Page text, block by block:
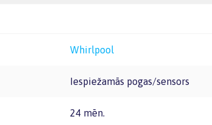
Whirlpool
Iespiežamās pogas/sensors
24 mēn.